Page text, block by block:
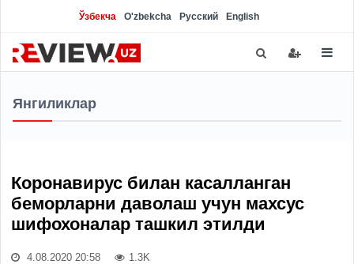
Ўзбекча O'zbekcha Русский English
Янгиликлар
Коронавирус билан касалланган
беморларни даволаш учун махсус
шифохоналар ташкил этилди
4.08.2020 20:58 1.3K